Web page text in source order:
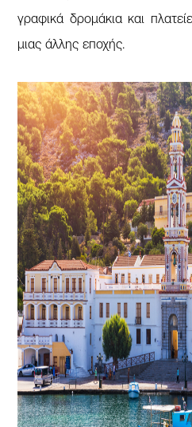
γραφικά δρομάκια και
μιας άλλης εποχής.